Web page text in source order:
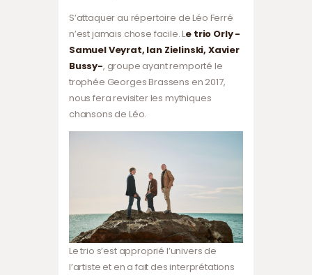
S’attaquer au répertoire de Léo Ferré
n’est jamais chose facile. Le trio Orly -
Samuel Veyrat, Ian Zielinski, Xavier
Bussy-, groupe ayant remporté le
trophée Georges Brassens en 2017,
nous fera revisiter les mythiques
chansons de Léo.
Le trio s’est approprié l’univers de
l’artiste et en a fait des interprétations